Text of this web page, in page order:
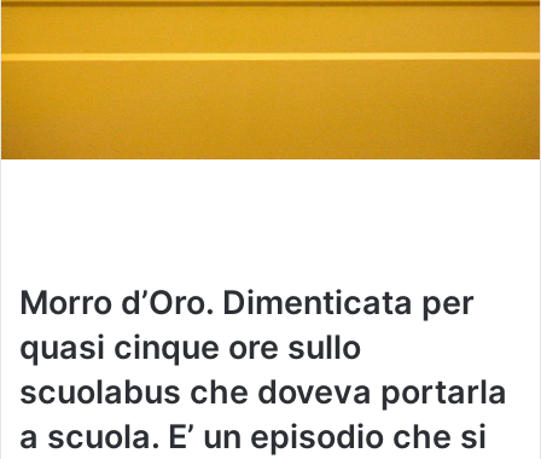
Morro d’Oro. Dimenticata per
quasi cinque ore sullo
scuolabus che doveva portarla
a scuola. E’ un episodio che si